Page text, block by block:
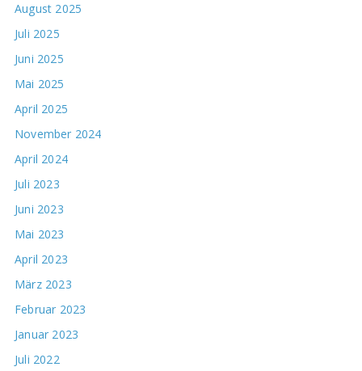
August 2025
Juli 2025
Juni 2025
Mai 2025
April 2025
November 2024
April 2024
Juli 2023
Juni 2023
Mai 2023
April 2023
März 2023
Februar 2023
Januar 2023
Juli 2022